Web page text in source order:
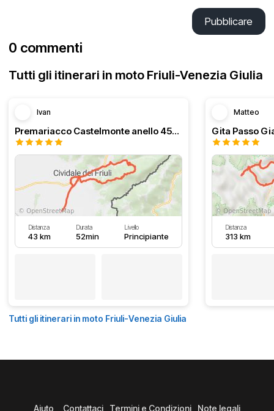
Pubblicare
0 commenti
Tutti gli itinerari in moto Friuli-Venezia Giulia
Ivan
Premariacco Castelmonte anello 45km
Distanza
43 km
Durata
52min
Livello
Principiante
Matteo
Gita Passo
Distanza
313 km
Tutti gli itinerari in moto Friuli-Venezia Giulia
Aiuto Contattaci Termini e Condizioni Note legali